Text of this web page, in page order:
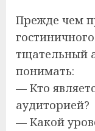
Прежде чем
тщательный
понимать:
— Кто
аудиторией?
— Какой